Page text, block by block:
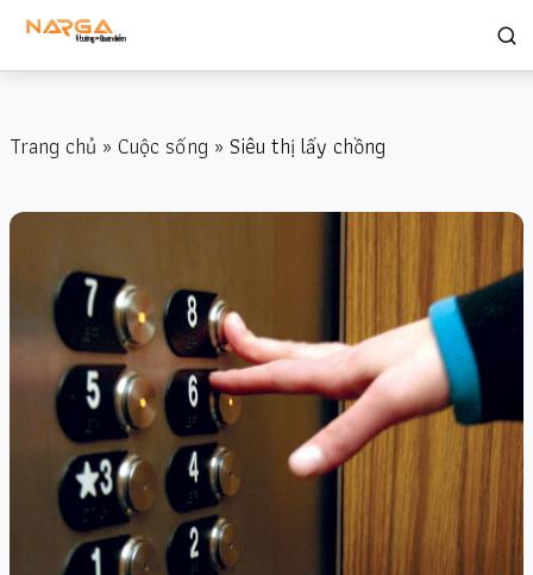
Trang chủ » Cuộc sống » Siêu thị lấy chồng